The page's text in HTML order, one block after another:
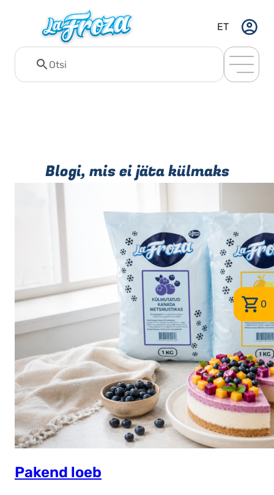
ET
0
Blogi, mis ei jäta külmaks
Pakend loeb